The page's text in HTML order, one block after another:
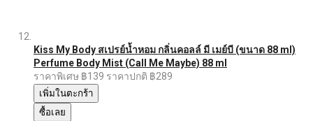
Kiss My Body สเปรย์น้ำหอม กลิ่นคอลล์ มี เมย์บี (ขนาด 88 ml)
Perfume Body Mist (Call Me Maybe) 88 ml
ราคาพิเศษ ฿139 ราคาปกติ ฿289
เพิ่มในตะกร้า
ซื้อเลย